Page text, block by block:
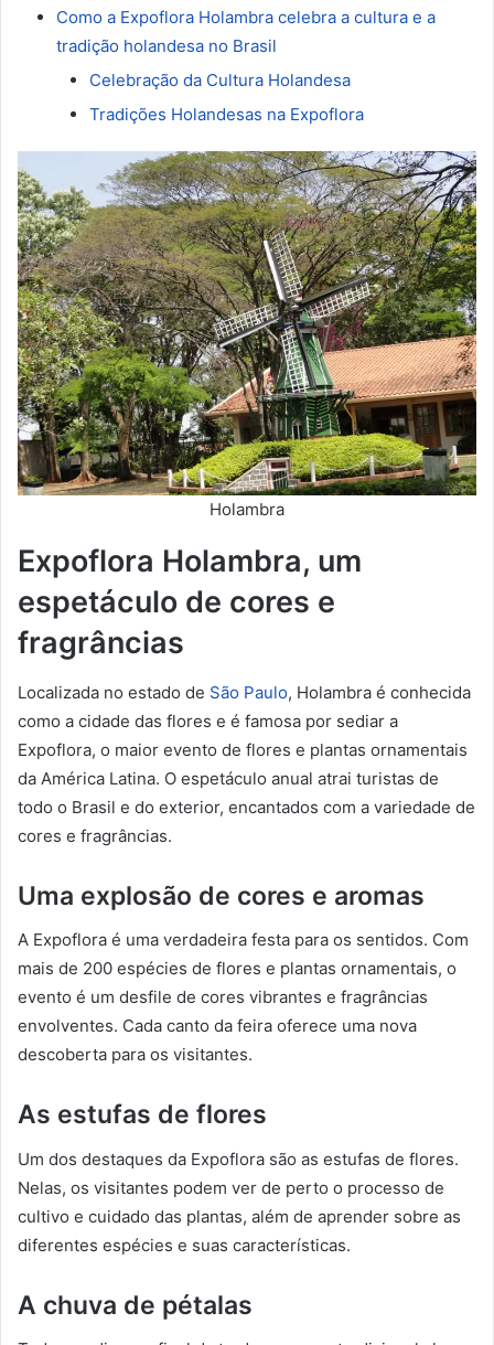
Como a Expoflora Holambra celebra a cultura e a
tradição holandesa no Brasil
Celebração da Cultura Holandesa
Tradições Holandesas na Expoflora
Holambra
Expoflora Holambra, um
espetáculo de cores e
fragrâncias
Localizada no estado de São Paulo, Holambra é conhecida
como a cidade das flores e é famosa por sediar a
Expoflora, o maior evento de flores e plantas ornamentais
da América Latina. O espetáculo anual atrai turistas de
todo o Brasil e do exterior, encantados com a variedade de
cores e fragrâncias.
Uma explosão de cores e aromas
A Expoflora é uma verdadeira festa para os sentidos. Com
mais de 200 espécies de flores e plantas ornamentais, o
evento é um desfile de cores vibrantes e fragrâncias
envolventes. Cada canto da feira oferece uma nova
descoberta para os visitantes.
As estufas de flores
Um dos destaques da Expoflora são as estufas de flores.
Nelas, os visitantes podem ver de perto o processo de
cultivo e cuidado das plantas, além de aprender sobre as
diferentes espécies e suas características.
A chuva de pétalas